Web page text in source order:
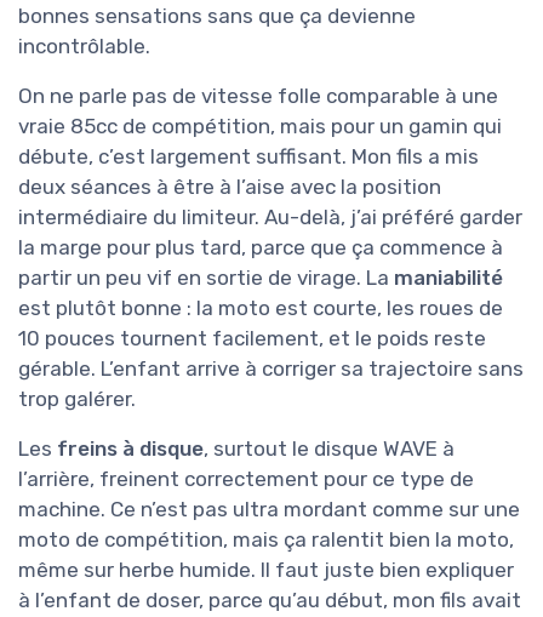
bonnes sensations sans que ça devienne
incontrôlable.
On ne parle pas de vitesse folle comparable à une
vraie 85cc de compétition, mais pour un gamin qui
débute, c’est largement suffisant. Mon fils a mis
deux séances à être à l’aise avec la position
intermédiaire du limiteur. Au-delà, j’ai préféré garder
la marge pour plus tard, parce que ça commence à
partir un peu vif en sortie de virage. La maniabilité
est plutôt bonne : la moto est courte, les roues de
10 pouces tournent facilement, et le poids reste
gérable. L’enfant arrive à corriger sa trajectoire sans
trop galérer.
Les freins à disque, surtout le disque WAVE à
l’arrière, freinent correctement pour ce type de
machine. Ce n’est pas ultra mordant comme sur une
moto de compétition, mais ça ralentit bien la moto,
même sur herbe humide. Il faut juste bien expliquer
à l’enfant de doser, parce qu’au début, mon fils avait